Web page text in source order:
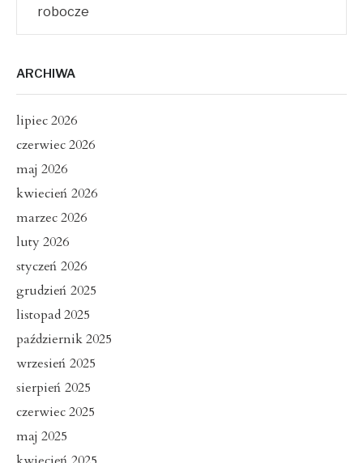
robocze
ARCHIWA
lipiec 2026
czerwiec 2026
maj 2026
kwiecień 2026
marzec 2026
luty 2026
styczeń 2026
grudzień 2025
listopad 2025
październik 2025
wrzesień 2025
sierpień 2025
czerwiec 2025
maj 2025